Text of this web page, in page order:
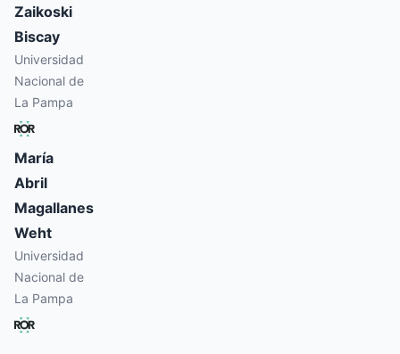
Zaikoski
Biscay
Universidad
Nacional de
La Pampa
María
Abril
Magallanes
Weht
Universidad
Nacional de
La Pampa